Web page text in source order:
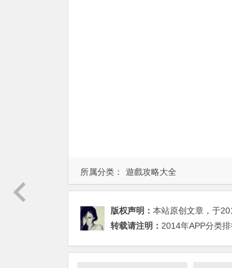
所属分类： 遊戲攻略大全
版权声明： 本站原创文章，于
转载请注明： 2014年APP分类